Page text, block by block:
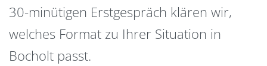
30-minütigen Erstgespräch klären wir,
welches Format zu Ihrer Situation in
Bocholt passt.